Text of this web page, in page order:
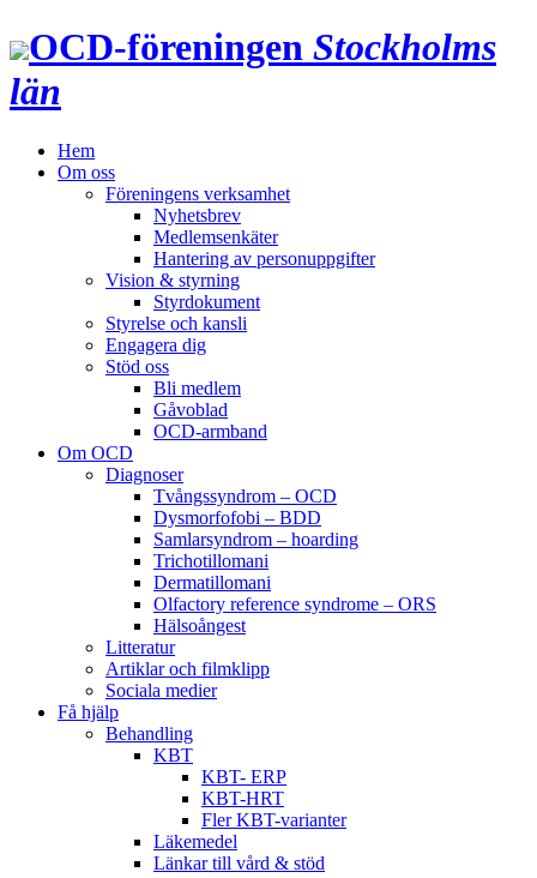
OCD‑föreningen Stockholms
län
Hem
Om oss
Föreningens verksamhet
Nyhetsbrev
Medlemsenkäter
Hantering av personuppgifter
Vision & styrning
Styrdokument
Styrelse och kansli
Engagera dig
Stöd oss
Bli medlem
Gåvoblad
OCD-armband
Om OCD
Diagnoser
Tvångssyndrom – OCD
Dysmorfofobi – BDD
Samlarsyndrom – hoarding
Trichotillomani
Dermatillomani
Olfactory reference syndrome – ORS
Hälsoångest
Litteratur
Artiklar och filmklipp
Sociala medier
Få hjälp
Behandling
KBT
KBT- ERP
KBT-HRT
Fler KBT-varianter
Läkemedel
Länkar till vård & stöd